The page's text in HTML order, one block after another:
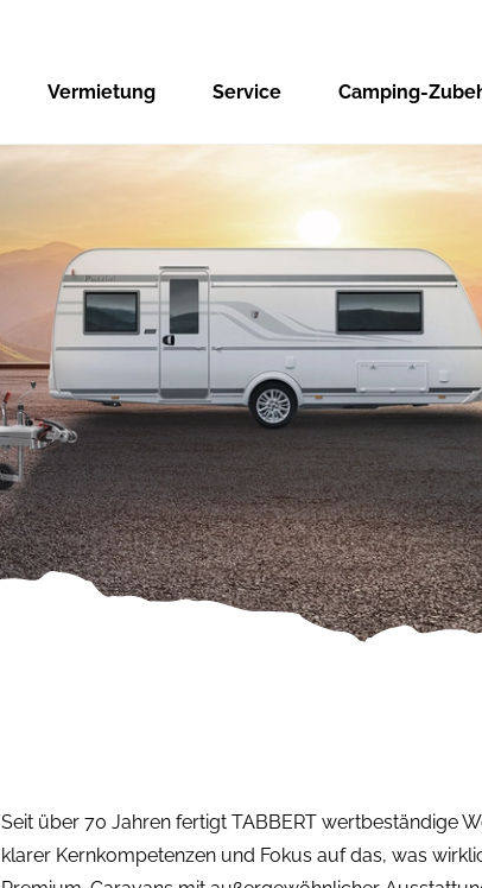
Vermietung Service Camping-
Seit über 70 Jahren fertigt TABBERT wertbeständige
klarer Kernkompetenzen und Fokus auf das, was